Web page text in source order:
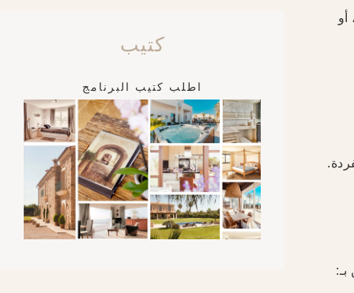
أو
كتيب
اطلب كتيب البرنامج